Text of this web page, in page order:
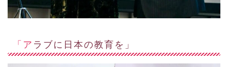
「アラブに日本の教育を」